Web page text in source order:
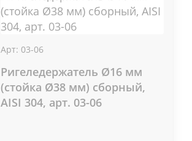
Арт: 03-06
Ригеледержатель Ø16 мм
(стойка Ø38 мм) сборный,
AISI 304, арт. 03-06